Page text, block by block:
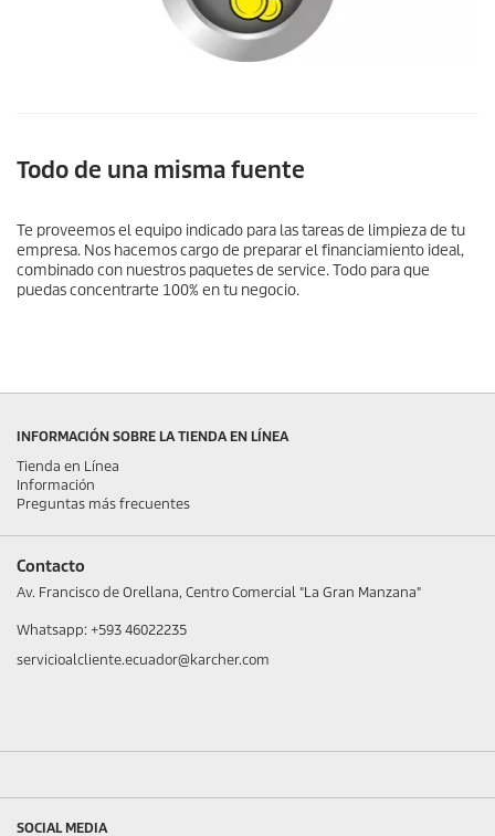
Todo de una misma fuente
Te proveemos el equipo indicado para las tareas de limpieza de tu
empresa. Nos hacemos cargo de preparar el financiamiento ideal,
combinado con nuestros paquetes de service. Todo para que
puedas concentrarte 100% en tu negocio.
INFORMACIÓN SOBRE LA TIENDA EN LÍNEA
Tienda en Línea
Información
Preguntas más frecuentes
Contacto
Av. Francisco de Orellana, Centro Comercial "La Gran Manzana"
Whatsapp: +593 46022235
servicioalcliente.ecuador@karcher.com
SOCIAL MEDIA